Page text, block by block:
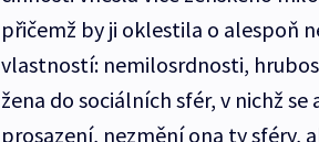
přičemž by ji oklestila o alespoň
vlastností: nemilosrdnosti,
žena do sociálních sfér, v nichž
prosazení, nezmění ona ty sféry,